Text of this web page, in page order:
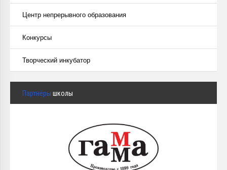
Центр непрерывного образования
Конкурсы
Творческий инкубатор
Партнёры школы